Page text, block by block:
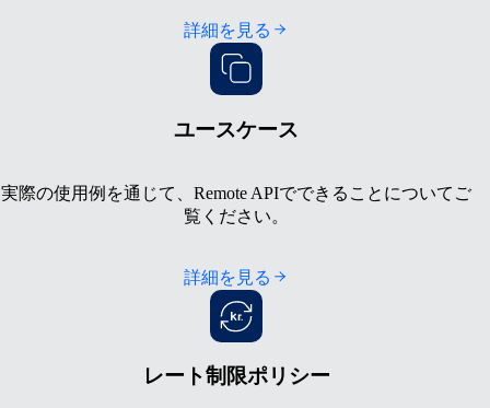
詳細を見る
ユースケース
実際の使用例を通じて、Remote APIでできることについてご
覧ください。
詳細を見る
レート制限ポリシー